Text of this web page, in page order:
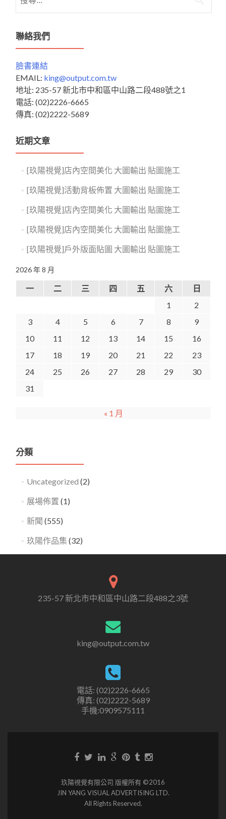
尋
鍵
字:
聯絡我們
臉書連結
EMAIL: king@output.com.tw
地址: 235-57 新北市中和區中山路二段488號之1
電話: (02)2226-6665
傳真: (02)2222-5689
近期文章
[玖陽視覺]店內空間美化 大圖輸出 貼圖施工
[玖陽視覺]活動背板佈置 大圖輸出 貼圖施工
[玖陽視覺]店內空間美化 大圖輸出 貼圖施工
[玖陽視覺]店內空間美化 大圖輸出 貼圖施工
[玖陽視覺]戶外版面貼圖 大圖輸出 貼圖施工
2026 年 8 月
一 二 三 四 五 六
日
1
2
3
4 5 6 7 8
9
10
11 12 13 14 15
16
17
18 19 20 21 22
23
24
25 26 27 28 29
30
31
« 1 月
分類
Uncategorized (2)
展場佈置 (1)
新聞 (555)
玖陽作品集 (32)
235-57 新北市中和區中山路二段488之3號
king@output.com.tw
電話: (02)2226-6665
傳真: (02)2222-5689
手機:0909575111
玖陽視覺有限公司 版權所有 ©2016
JIN YANG VISUAL ADVERTISING LTD.
All Rights Reserved.